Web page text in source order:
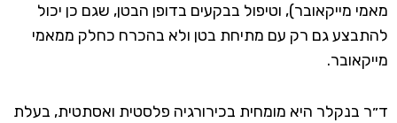
מאמי מייקאובר), וטיפול בבקעים בדופן הבטן, שגם כן יכול
להתבצע גם רק עם מתיחת בטן ולא בהכרח כחלק ממאמי
מייקאובר.
ד״ר בנקלר היא מומחית בכירורגיה פלסטית ואסתטית, בעלת